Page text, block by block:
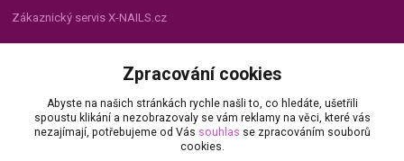
Zákaznický servis X-NAILS.cz
+420 735 055 075
(Po - Pá, 8 - 16 hod.)
info@x-nails.cz
Zpracování cookies
Abyste na našich stránkách rychle našli to, co hledáte, ušetřili
spoustu klikání a nezobrazovaly se vám reklamy na věci, které vás
nezajímají, potřebujeme od Vás souhlas se zpracováním souborů
cookies.